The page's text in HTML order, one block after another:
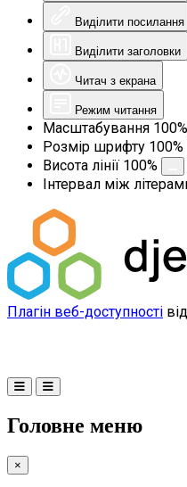
Виділити посилання
Виділити заголовки
Читач з екрана
Режим читання
Масштабування 100%
Розмір шрифту 100%
Висота лінії 100%
Інтервал між
Плагін веб-доступності
Головне меню
×